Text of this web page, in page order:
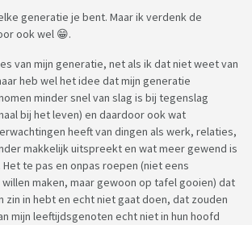
generatie je bent. Maar ik verdenk de
ook wel 😁.
van mijn generatie, net als ik dat niet weet van
heb wel het idee dat mijn generatie
minder snel van slag is bij tegenslag
bij het leven) en daardoor ook wat
heeft van dingen als werk, relaties,
makkelijk uitspreekt en wat meer gewend is
Het te pas en onpas roepen (niet eens
maken, maar gewoon op tafel gooien) dat
zin in hebt en echt niet gaat doen, dat zouden
mijn leeftijdsgenoten echt niet in hun hoofd